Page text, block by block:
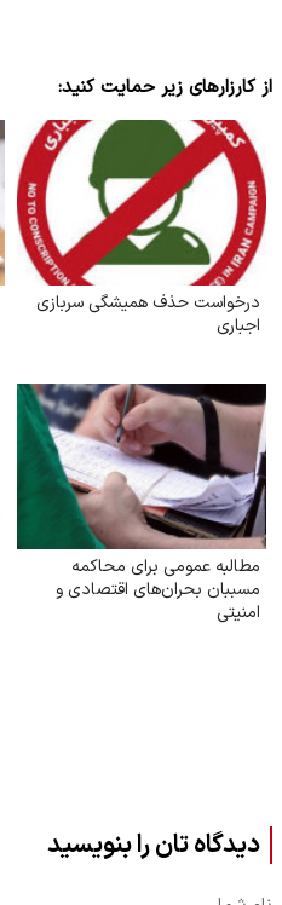
از کارزارهای زیر حمایت کنید:
درخواست حذف همیشگی سربازی
اجباری
مطالبه عمومی برای محاکمه
مسببان بحران‌های اقتصادی و
امنیتی
دیدگاه تان را بنویسید